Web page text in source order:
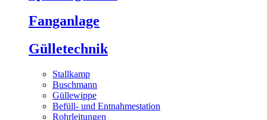
Fanganlage
Gülletechnik
Stallkamp
Buschmann
Güllewippe
Befüll- und Entnahmestation
Rohrleitungen